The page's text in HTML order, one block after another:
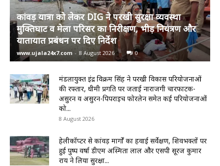
कांवड़ यात्रा को लेकर DIG ने परखी सुरक्षा व्यवस्था
मुक्तिघाट व मेला परिसर का निरीक्षण, भीड़ नियंत्रण और
यातायात प्रबंधन पर दिए निर्देश
www.ujala24x7.com - 8 August 2026 0
मंडलायुक्त इंद्र विक्रम सिंह ने परखी विकास परियोजनाओं
की रफ्तार, धीमी प्रगति पर जताई नाराजगी चारफाटक-
असुरन व असुरन-पिपराइच फोरलेन समेत कई परियोजनाओं
को...
8 August 2026
हेलीकॉप्टर से कांवड़ मार्गों का हवाई सर्वेक्षण, शिवभक्तों पर
हुई पुष्प वर्षा डीएम अस्मिता लाल और एसपी सूरज कुमार
राय ने लिया सुरक्षा...